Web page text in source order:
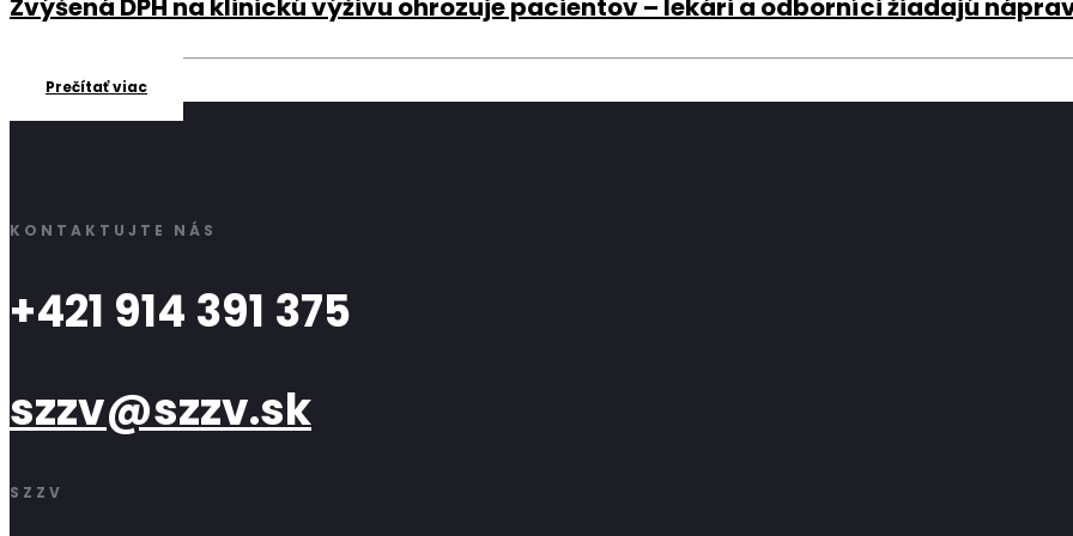
Zvýšená DPH na klinickú výživu ohrozuje pacientov – lekári a odborníci žiadajú
Prečítať viac
KONTAKTUJTE NÁS
+421 914 391 375
szzv@szzv.sk
SZZV